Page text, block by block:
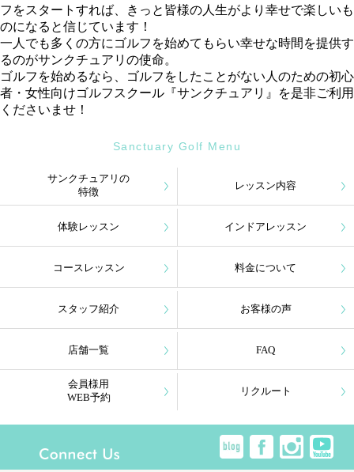
フをスタートすれば、きっと皆様の人生がより幸せで楽しいも
のになると信じています！
一人でも多くの方にゴルフを始めてもらい幸せな時間を提供す
るのがサンクチュアリの使命。
ゴルフを始めるなら、ゴルフをしたことがない人のための初心
者・女性向けゴルフスクール『サンクチュアリ』を是非ご利用
くださいませ！
Sanctuary Golf Menu
サンクチュアリの
特徴
レッスン内容
体験レッスン インドアレッスン
コースレッスン 料金について
スタッフ紹介 お客様の声
店舗一覧 FAQ
会員様用
WEB予約
リクルート